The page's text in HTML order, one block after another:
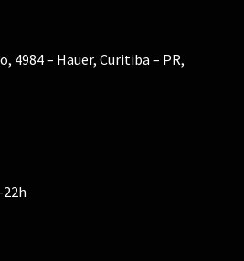
4984 – Hauer, Curitiba – PR,